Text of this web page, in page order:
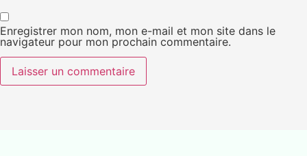
Enregistrer mon nom, mon e-mail et mon site dans le
navigateur pour mon prochain commentaire.